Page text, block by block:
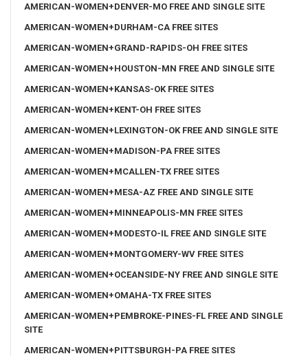
AMERICAN-WOMEN+DENVER-MO FREE AND SINGLE SITE
AMERICAN-WOMEN+DURHAM-CA FREE SITES
AMERICAN-WOMEN+GRAND-RAPIDS-OH FREE SITES
AMERICAN-WOMEN+HOUSTON-MN FREE AND SINGLE SITE
AMERICAN-WOMEN+KANSAS-OK FREE SITES
AMERICAN-WOMEN+KENT-OH FREE SITES
AMERICAN-WOMEN+LEXINGTON-OK FREE AND SINGLE SITE
AMERICAN-WOMEN+MADISON-PA FREE SITES
AMERICAN-WOMEN+MCALLEN-TX FREE SITES
AMERICAN-WOMEN+MESA-AZ FREE AND SINGLE SITE
AMERICAN-WOMEN+MINNEAPOLIS-MN FREE SITES
AMERICAN-WOMEN+MODESTO-IL FREE AND SINGLE SITE
AMERICAN-WOMEN+MONTGOMERY-WV FREE SITES
AMERICAN-WOMEN+OCEANSIDE-NY FREE AND SINGLE SITE
AMERICAN-WOMEN+OMAHA-TX FREE SITES
AMERICAN-WOMEN+PEMBROKE-PINES-FL FREE AND SINGLE
SITE
AMERICAN-WOMEN+PITTSBURGH-PA FREE SITES